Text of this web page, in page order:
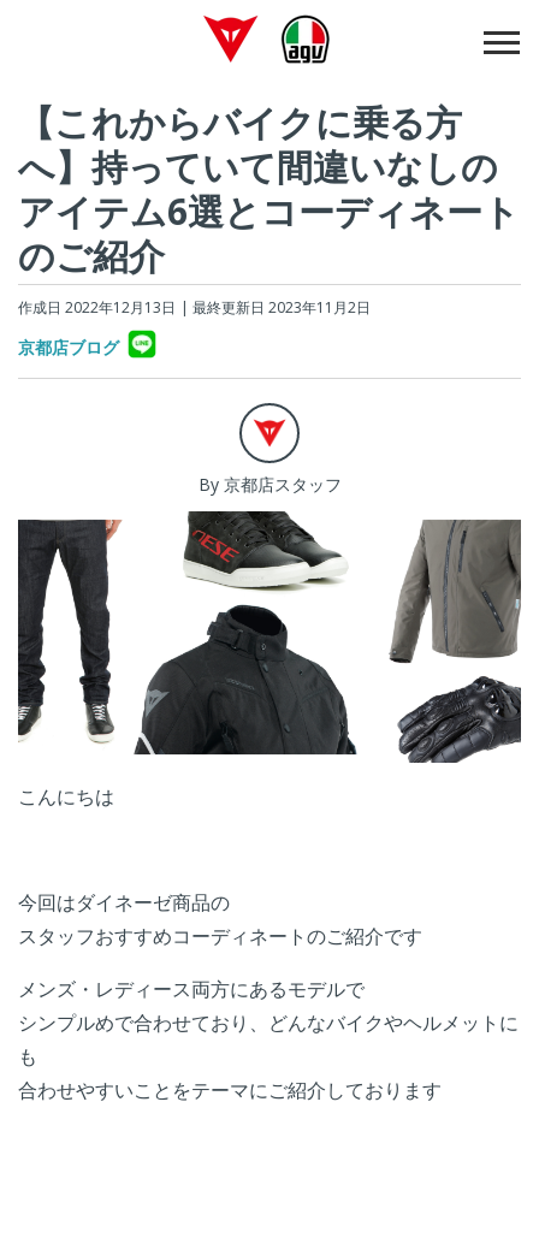
【これからバイクに乗る方
へ】持っていて間違いなしの
アイテム6選とコーディネート
のご紹介
作成日 2022年12月13日 | 最終更新日 2023年11月2日
京都店ブログ
By 京都店スタッフ
こんにちは
今回はダイネーゼ商品の
スタッフおすすめコーディネートのご紹介です
メンズ・レディース両方にあるモデルで
シンプルめで合わせており、どんなバイクやヘルメットに
も
合わせやすいことをテーマにご紹介しております